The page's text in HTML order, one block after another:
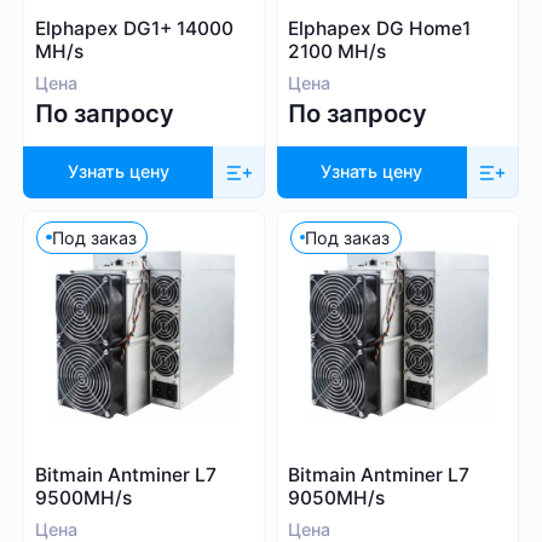
Handshake (HNS)
Monacoin (MONA)
MWC-CT31 (MWC)
Radiant (RXD)
Bitcoin SV (BSV)
Monero (XMR)
Выбрать все
Canaan
Iceriver
Innosilicon
FusionSilicon
Dayun
iBeLink
Ebang
Посмотреть все
Применить фильтры
Сбросить
Elphapex DG1+ 14000
MH/s
Цена
По запросу
Узнать цену
Elphapex DG Home1
2100 MH/s
Цена
По запросу
Узнать цену
Под заказ
Bitmain Antminer L7
9500MH/s
Цена
Под заказ
Bitmain Antminer L7
9050MH/s
Цена